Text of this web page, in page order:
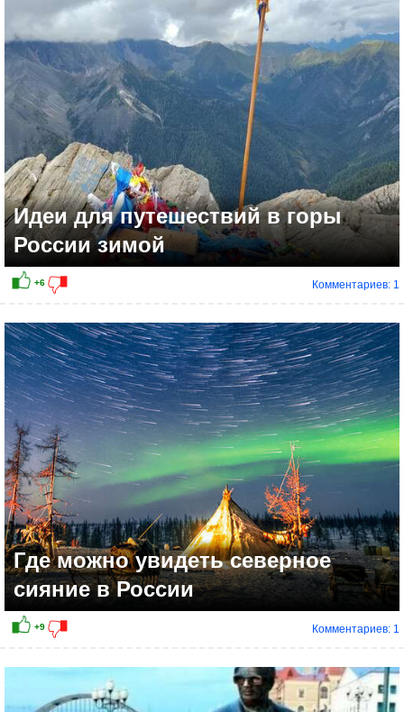
+6
Идеи для путешествий в горы
России зимой
Комментариев: 1
Где можно увидеть северное
сияние в России
Комментариев: 1